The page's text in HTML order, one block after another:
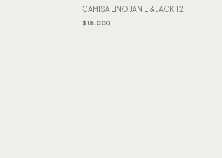
CAMISA LINO JANIE & JACK T2
$15.000